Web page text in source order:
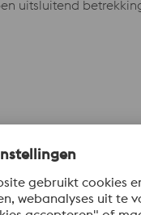
uitsluitend